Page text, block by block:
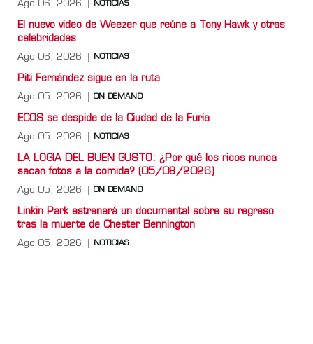
Ago 06, 2026 NOTICIAS
El nuevo video de Weezer que reúne a Tony Hawk y otras
celebridades
Ago 06, 2026 NOTICIAS
Piti Fernández sigue en la ruta
Ago 05, 2026 ON DEMAND
ECOS se despide de la Ciudad de la Furia
Ago 05, 2026 NOTICIAS
LA LOGIA DEL BUEN GUSTO: ¿Por qué los ricos nunca
sacan fotos a la comida? (05/08/2026)
Ago 05, 2026 ON DEMAND
Linkin Park estrenará un documental sobre su regreso
tras la muerte de Chester Bennington
Ago 05, 2026 NOTICIAS